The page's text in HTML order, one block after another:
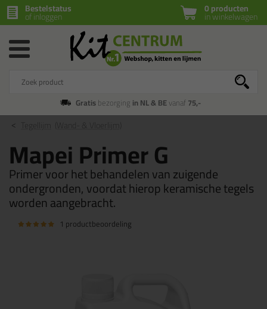
0 producten
in winkelwagen
Bestelstatus
of inloggen
Gratisbezorging in NL & BEvanaf75,-
Mapei Primer G
Primer voor het behandelen van zuigende
ondergronden, voordat hierop keramische tegels
worden aangebracht.
1 productbeoordeling